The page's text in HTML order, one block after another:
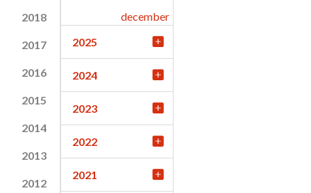
2018
2017
2016
2015
2014
2013
2012
december
2025
2024
2023
2022
2021